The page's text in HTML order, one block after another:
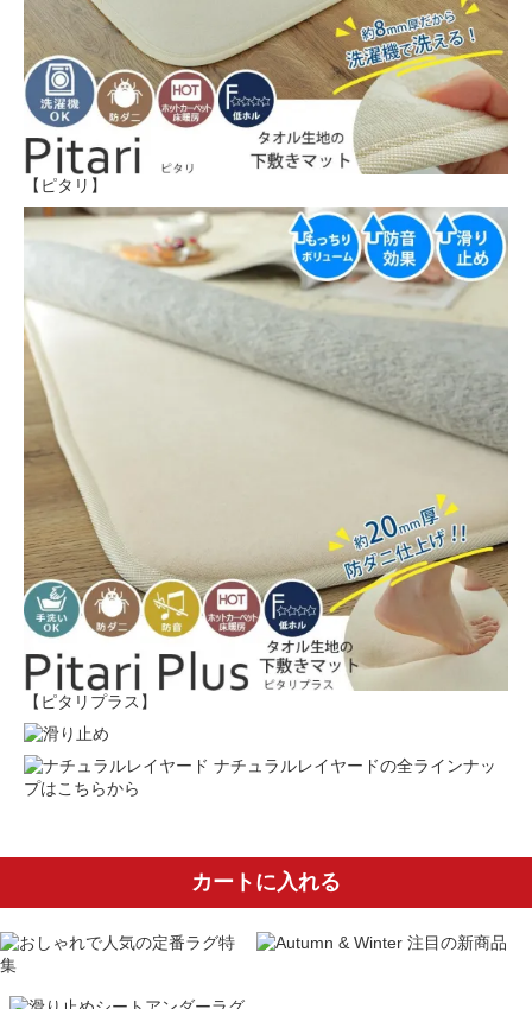
【ピタリ】
【ピタリプラス】
ナチュラルレイヤードの全ラインナッ
プはこちらから
カートに入れる